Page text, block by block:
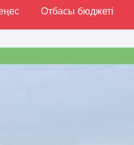
Отбасы бюджетi